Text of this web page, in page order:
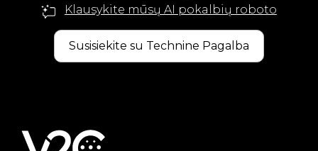
Klausykite mūsų AI pokalbių roboto
Susisiekite su Technine Pagalba